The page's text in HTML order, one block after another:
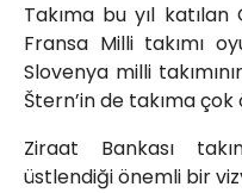
Takıma bu yıl katılan
Fransa Milli takımı
Slovenya milli
Štern’in de takıma çok
Ziraat Bankası
üstlendiği önemli bir